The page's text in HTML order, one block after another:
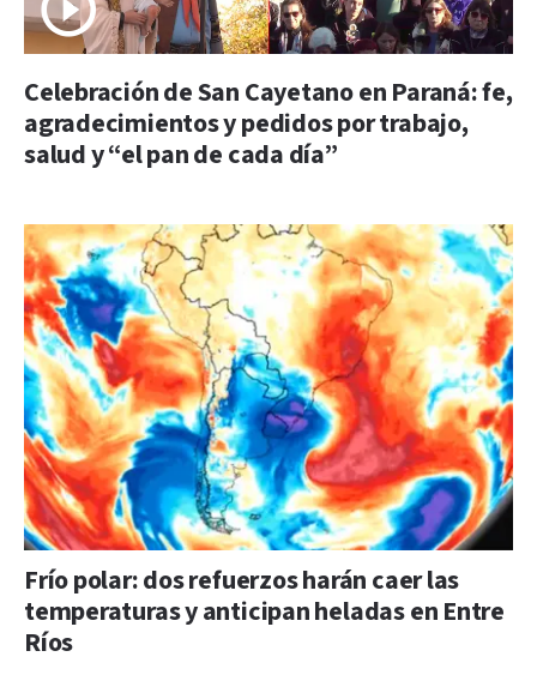
Celebración de San Cayetano en Paraná: fe,
agradecimientos y pedidos por trabajo,
salud y “el pan de cada día”
Frío polar: dos refuerzos harán caer las
temperaturas y anticipan heladas en Entre
Ríos